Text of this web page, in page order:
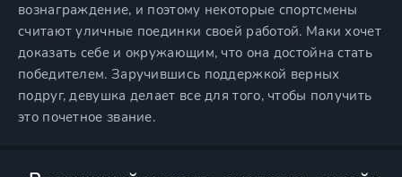
вознаграждение, и поэтому некоторые спортсмены
считают уличные поединки своей работой. Маки хочет
доказать себе и окружающим, что она достойна стать
победителем. Заручившись поддержкой верных
подруг, девушка делает все для того, чтобы получить
это почетное звание.